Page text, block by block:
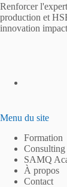
Renforcer
production et
innovation
Menu du site
Formation
Consulting
SAMQ
À propos
Contact